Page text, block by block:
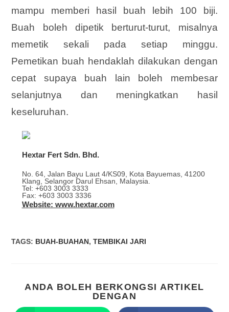
mampu memberi hasil buah lebih 100 biji.
Buah boleh dipetik berturut-turut, misalnya
memetik sekali pada setiap minggu.
Pemetikan buah hendaklah dilakukan dengan
cepat supaya buah lain boleh membesar
selanjutnya dan meningkatkan hasil
keseluruhan.
Hextar Fert Sdn. Bhd.
No. 64, Jalan Bayu Laut 4/KS09, Kota Bayuemas, 41200
Klang, Selangor Darul Ehsan, Malaysia.
Tel: +603 3003 3333
Fax: +603 3003 3336
Website: www.hextar.com
TAGS: BUAH-BUAHAN, TEMBIKAI JARI
ANDA BOLEH BERKONGSI ARTIKEL
DENGAN